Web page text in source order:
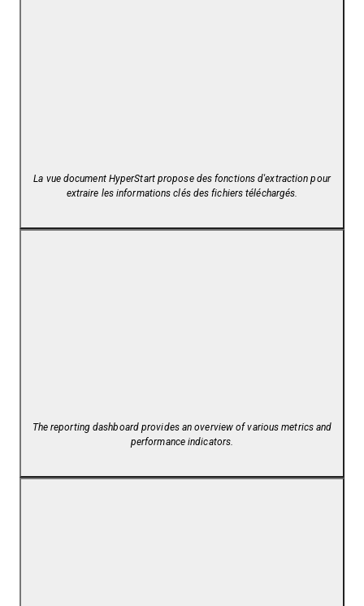
La vue document HyperStart propose des fonctions d'extraction pour
extraire les informations clés des fichiers téléchargés.
The reporting dashboard provides an overview of various metrics and
performance indicators.